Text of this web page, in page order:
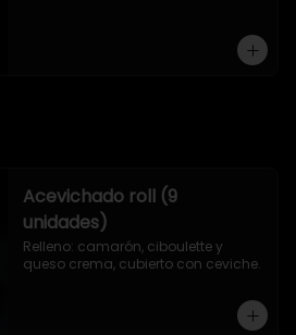
Acevichado roll (9
unidades)
Relleno: camarón, ciboulette y
queso crema, cubierto con ceviche.